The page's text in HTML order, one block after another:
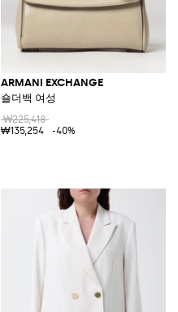
ARMANI EXCHANGE
숄더백 여성
₩225,418
₩135,254
-40%